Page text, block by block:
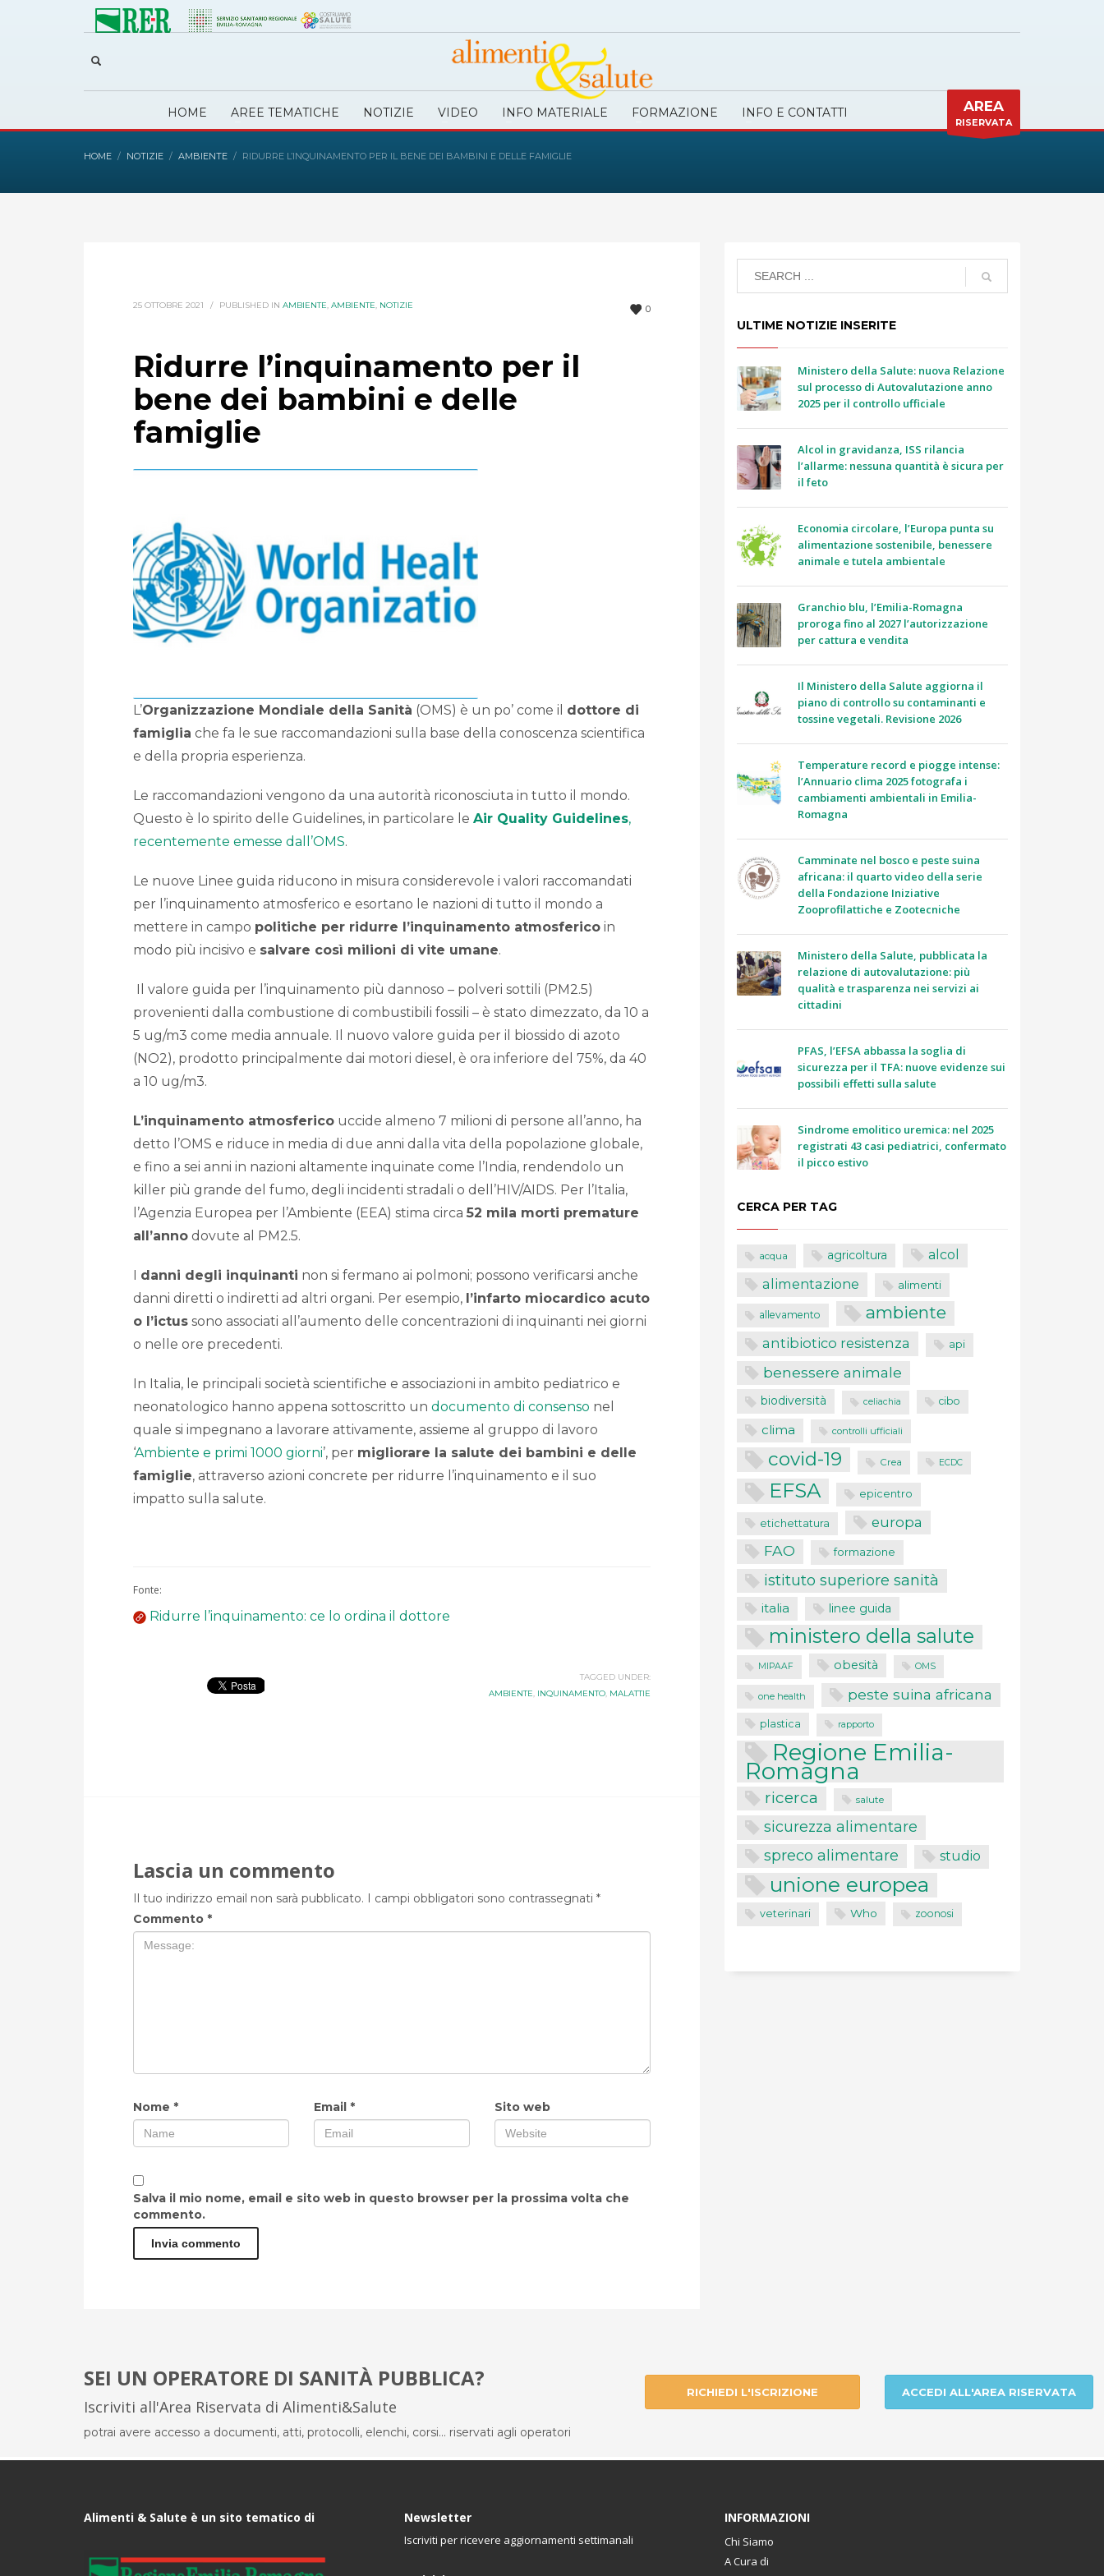
HOME AREE TEMATICHE NOTIZIE VIDEO INFO MATERIALE FORMAZIONE INFO E CONTATTI AREA
RISERVATA
HOME NOTIZIE AMBIENTE RIDURRE L’INQUINAMENTO PER IL BENE DEI BAMBINI E DELLE FAMIGLIE
0
25 OTTOBRE 2021 / PUBLISHED IN AMBIENTE, AMBIENTE, NOTIZIE
Ridurre l’inquinamento per il
bene dei bambini e delle
famiglie
L’Organizzazione Mondiale della Sanità (OMS) è un po’ come il dottore di
famiglia che fa le sue raccomandazioni sulla base della conoscenza scientifica
e della propria esperienza.
Le raccomandazioni vengono da una autorità riconosciuta in tutto il mondo.
Questo è lo spirito delle Guidelines, in particolare le Air Quality Guidelines,
recentemente emesse dall’OMS.
Le nuove Linee guida riducono in misura considerevole i valori raccomandati
per l’inquinamento atmosferico e esortano le nazioni di tutto il mondo a
mettere in campo politiche per ridurre l’inquinamento atmosferico in
modo più incisivo e salvare così milioni di vite umane.
Il valore guida per l’inquinamento più dannoso – polveri sottili (PM2.5)
provenienti dalla combustione di combustibili fossili – è stato dimezzato, da 10 a
5 ug/m3 come media annuale. Il nuovo valore guida per il biossido di azoto
(NO2), prodotto principalmente dai motori diesel, è ora inferiore del 75%, da 40
a 10 ug/m3.
L’inquinamento atmosferico uccide almeno 7 milioni di persone all’anno, ha
detto l’OMS e riduce in media di due anni dalla vita della popolazione globale,
e fino a sei anni in nazioni altamente inquinate come l’India, rendendolo un
killer più grande del fumo, degli incidenti stradali o dell’HIV/AIDS. Per l’Italia,
l’Agenzia Europea per l’Ambiente (EEA) stima circa 52 mila morti premature
all’anno dovute al PM2.5.
I danni degli inquinanti non si fermano ai polmoni; possono verificarsi anche
danni diretti o indiretti ad altri organi. Per esempio, l’infarto miocardico acuto
o l’ictus sono associati all’aumento delle concentrazioni di inquinanti nei giorni
o nelle ore precedenti.
In Italia, le principali società scientifiche e associazioni in ambito pediatrico e
neonatologico hanno appena sottoscritto un documento di consenso nel
quale si impegnano a lavorare attivamente, assieme al gruppo di lavoro
‘Ambiente e primi 1000 giorni’, per migliorare la salute dei bambini e delle
famiglie, attraverso azioni concrete per ridurre l’inquinamento e il suo
impatto sulla salute.
Fonte:
Ridurre l’inquinamento: ce lo ordina il dottore
TAGGED UNDER:
AMBIENTE, INQUINAMENTO, MALATTIE
Lascia un commento
Il tuo indirizzo email non sarà pubblicato. I campi obbligatori sono contrassegnati *
Commento *
Nome * Email * Sito web
Salva il mio nome, email e sito web in questo browser per la prossima volta che
commento.
ULTIME NOTIZIE INSERITE
Ministero della Salute: nuova Relazione
sul processo di Autovalutazione anno
2025 per il controllo ufficiale
Alcol in gravidanza, ISS rilancia
l’allarme: nessuna quantità è sicura per
il feto
Economia circolare, l’Europa punta su
alimentazione sostenibile, benessere
animale e tutela ambientale
Granchio blu, l’Emilia-Romagna
proroga fino al 2027 l’autorizzazione
per cattura e vendita
Il Ministero della Salute aggiorna il
piano di controllo su contaminanti e
tossine vegetali. Revisione 2026
Temperature record e piogge intense:
l’Annuario clima 2025 fotografa i
cambiamenti ambientali in Emilia-
Romagna
Camminate nel bosco e peste suina
africana: il quarto video della serie
della Fondazione Iniziative
Zooprofilattiche e Zootecniche
Ministero della Salute, pubblicata la
relazione di autovalutazione: più
qualità e trasparenza nei servizi ai
cittadini
PFAS, l’EFSA abbassa la soglia di
sicurezza per il TFA: nuove evidenze sui
possibili effetti sulla salute
Sindrome emolitico uremica: nel 2025
registrati 43 casi pediatrici, confermato
il picco estivo
CERCA PER TAG
acqua agricoltura alcol
alimentazione alimenti
allevamento ambiente
antibiotico resistenza api
benessere animale
biodiversità celiachia cibo
clima controlli ufficiali
covid-19 Crea ECDC
EFSA epicentro
etichettatura europa
FAO formazione
istituto superiore sanità
italia linee guida
ministero della salute
MIPAAF obesità OMS
one health peste suina africana
plastica rapporto
Regione Emilia-
Romagna
ricerca salute
sicurezza alimentare
spreco alimentare studio
unione europea
veterinari Who zoonosi
SEI UN OPERATORE DI SANITÀ PUBBLICA?
Iscriviti all'Area Riservata di Alimenti&Salute
potrai avere accesso a documenti, atti, protocolli, elenchi, corsi... riservati agli operatori
RICHIEDI L'ISCRIZIONE ACCEDI ALL'AREA RISERVATA
Alimenti & Salute è un sito tematico di Newsletter
Iscriviti per ricevere aggiornamenti settimanali
INFORMAZIONI
Chi Siamo
A Cura di